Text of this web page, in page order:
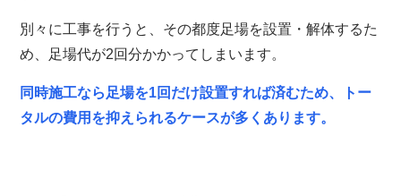
別々に工事を行うと、その都度足場を設置・解体するた
め、足場代が2回分かかってしまいます。
同時施工なら足場を1回だけ設置すれば済むため、トー
タルの費用を抑えられるケースが多くあります。